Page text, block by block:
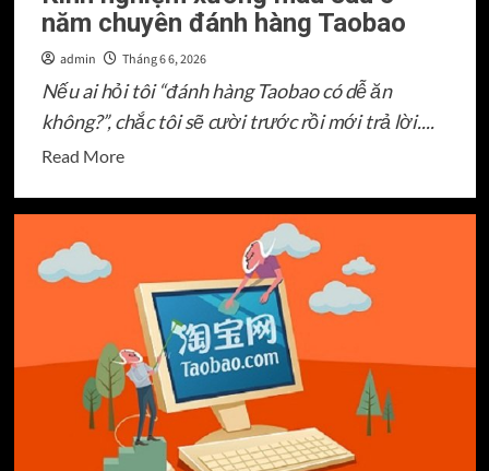
ngờ
năm chuyên đánh hàng Taobao
admin Tháng 6 6, 2026
Nếu ai hỏi tôi “đánh hàng Taobao có dễ ăn
không?”, chắc tôi sẽ cười trước rồi mới trả lời....
Read MoreRead
about
xương
máu
sau
5
năm
chuyên
đánh